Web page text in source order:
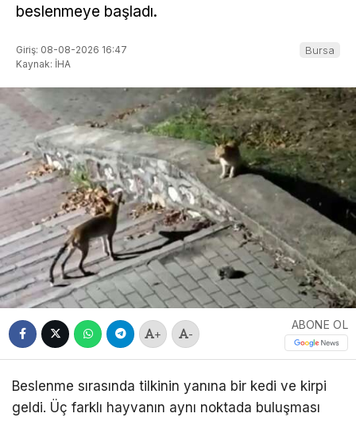
beslenmeye başladı.
Giriş: 08-08-2026 16:47
Kaynak: İHA
Bursa
+ -
ABONE OL
Beslenme sırasında tilkinin yanına bir kedi ve kirpi
geldi. Üç farklı hayvanın aynı noktada buluşması